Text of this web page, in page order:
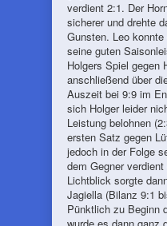
verdient 2:1. Der
sicherer und drehte
Gunsten. Leo
seine guten
Holgers Spiel gegen
anschließend über
Auszeit bei 9:9 im
sich Holger leider
Leistung belohnen
ersten Satz gegen
jedoch in der Folge
dem Gegner
Lichtblick sorgte
Jagiella (Bilanz 9:1
Pünktlich zu Beginn